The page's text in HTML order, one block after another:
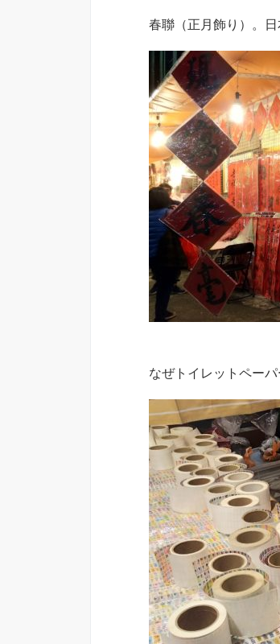
春聯（正月飾り）。
なぜトイレットペー